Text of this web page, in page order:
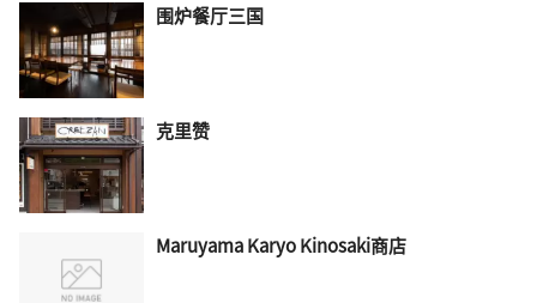
围炉餐厅三国
克里赞
Maruyama Karyo Kinosaki商店